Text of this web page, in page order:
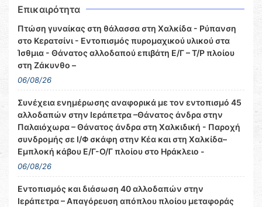
Επικαιρότητα
Πτώση γυναίκας στη θάλασσα στη Χαλκίδα - Ρύπανση
στο Κερατσίνι - Εντοπισμός πυρομαχικού υλικού στα
Ίσθμια - Θάνατος αλλοδαπού επιβάτη Ε/Γ – Τ/Ρ πλοίου
στη Ζάκυνθο –
06/08/26
Συνέχεια ενημέρωσης αναφορικά με τον εντοπισμό 45
αλλοδαπών στην Ιεράπετρα –Θάνατος άνδρα στην
Παλαιόχωρα – Θάνατος άνδρα στη Χαλκιδική - Παροχή
συνδρομής σε Ι/Φ σκάφη στην Κέα και στη Χαλκίδα–
Εμπλοκή κάβου Ε/Γ-Ο/Γ πλοίου στο Ηράκλειο -
06/08/26
Εντοπισμός και διάσωση 40 αλλοδαπών στην
Ιεράπετρα – Απαγόρευση απόπλου πλοίου μεταφοράς